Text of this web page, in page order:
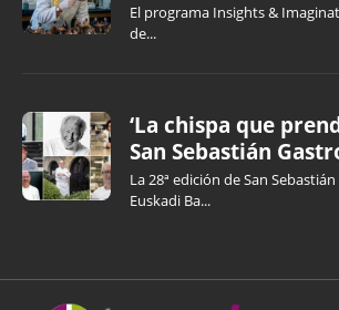
El programa Insights &
de...
‘La chispa que
San Sebastián
La 28ª edición de San
Euskadi Ba...